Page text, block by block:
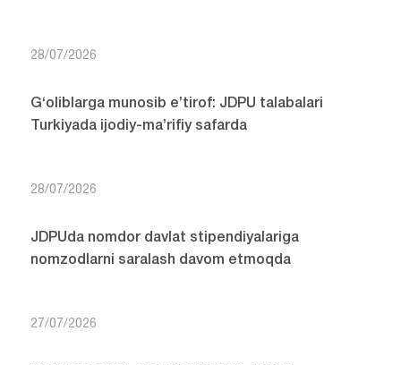
28/07/2026
G‘oliblarga munosib e’tirof: JDPU talabalari
Turkiyada ijodiy-ma’rifiy safarda
28/07/2026
JDPUda nomdor davlat stipendiyalariga
nomzodlarni saralash davom etmoqda
27/07/2026